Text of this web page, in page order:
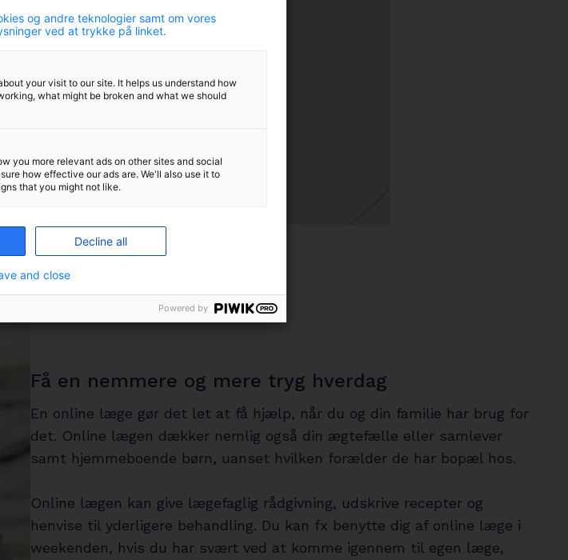
Få en nemmere og mere tryg hverdag
En online læge gør det let at få hjælp, når du og din familie har brug for
det. Online lægen dækker nemlig også din ægtefælle eller samlever
samt hjemmeboende børn, uanset hvilken forælder de har bopæl hos.
Online lægen kan give lægefaglig rådgivning, udskrive recepter og
henvise til yderligere behandling. Du kan fx benytte dig af online læge i
weekenden, hvis du har svært ved at komme igennem til egen læge,
og andre teknologier samt om vores
ved at trykke på linket.
your visit to our site. It helps us understand how
what might be broken and what we should
you more relevant ads on other sites and social
how effective our ads are. We'll also use it to
that you might not like.
Decline all
and close
Powered by